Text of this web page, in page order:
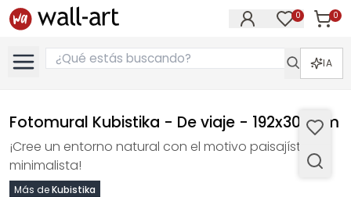
0 0
IA
Fotomural Kubistika - De viaje - 192x300 cm
¡Cree un entorno natural con el motivo paisajístico
minimalista!
Más deKubistika